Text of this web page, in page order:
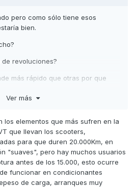
pero como sólo tiene esos
bien.
revoluciones?
más rápido que otras por que
Ver más
los elementos que más sufren en la
que llevan los scooters,
para que duren 20.000Km, en
"suaves", pero hay muchos usuarios
antes de los 15.000, esto ocurre
funcionar en condicionantes
de carga, arranques muy